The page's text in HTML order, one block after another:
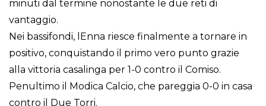
minuti dal termine nonostante le due reti di
vantaggio.
Nei bassifondi, lEnna riesce finalmente a tornare in
positivo, conquistando il primo vero punto grazie
alla vittoria casalinga per 1-0 contro il Comiso.
Penultimo il Modica Calcio, che pareggia 0-0 in casa
contro il Due Torri.